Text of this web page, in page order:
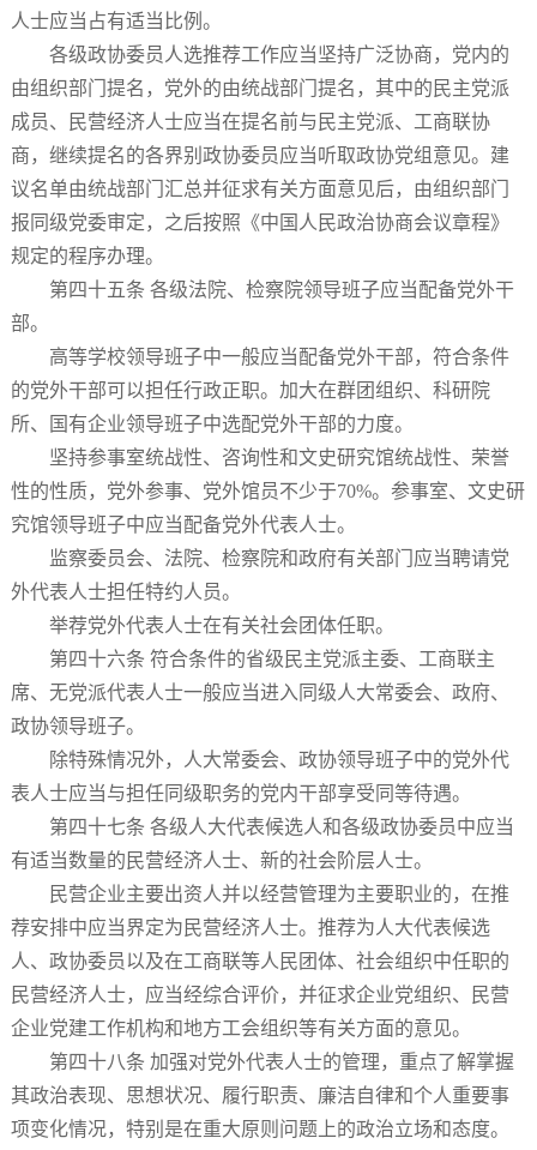
人士应当占有适当比例。
各级政协委员人选推荐工作应当坚持广泛协商，党内的
由组织部门提名，党外的由统战部门提名，其中的民主党派
成员、民营经济人士应当在提名前与民主党派、工商联协
商，继续提名的各界别政协委员应当听取政协党组意见。建
议名单由统战部门汇总并征求有关方面意见后，由组织部门
报同级党委审定，之后按照《中国人民政治协商会议章程》
规定的程序办理。
第四十五条 各级法院、检察院领导班子应当配备党外干
部。
高等学校领导班子中一般应当配备党外干部，符合条件
的党外干部可以担任行政正职。加大在群团组织、科研院
所、国有企业领导班子中选配党外干部的力度。
坚持参事室统战性、咨询性和文史研究馆统战性、荣誉
性的性质，党外参事、党外馆员不少于70%。参事室、文史研
究馆领导班子中应当配备党外代表人士。
监察委员会、法院、检察院和政府有关部门应当聘请党
外代表人士担任特约人员。
举荐党外代表人士在有关社会团体任职。
第四十六条 符合条件的省级民主党派主委、工商联主
席、无党派代表人士一般应当进入同级人大常委会、政府、
政协领导班子。
除特殊情况外，人大常委会、政协领导班子中的党外代
表人士应当与担任同级职务的党内干部享受同等待遇。
第四十七条 各级人大代表候选人和各级政协委员中应当
有适当数量的民营经济人士、新的社会阶层人士。
民营企业主要出资人并以经营管理为主要职业的，在推
荐安排中应当界定为民营经济人士。推荐为人大代表候选
人、政协委员以及在工商联等人民团体、社会组织中任职的
民营经济人士，应当经综合评价，并征求企业党组织、民营
企业党建工作机构和地方工会组织等有关方面的意见。
第四十八条 加强对党外代表人士的管理，重点了解掌握
其政治表现、思想状况、履行职责、廉洁自律和个人重要事
项变化情况，特别是在重大原则问题上的政治立场和态度。